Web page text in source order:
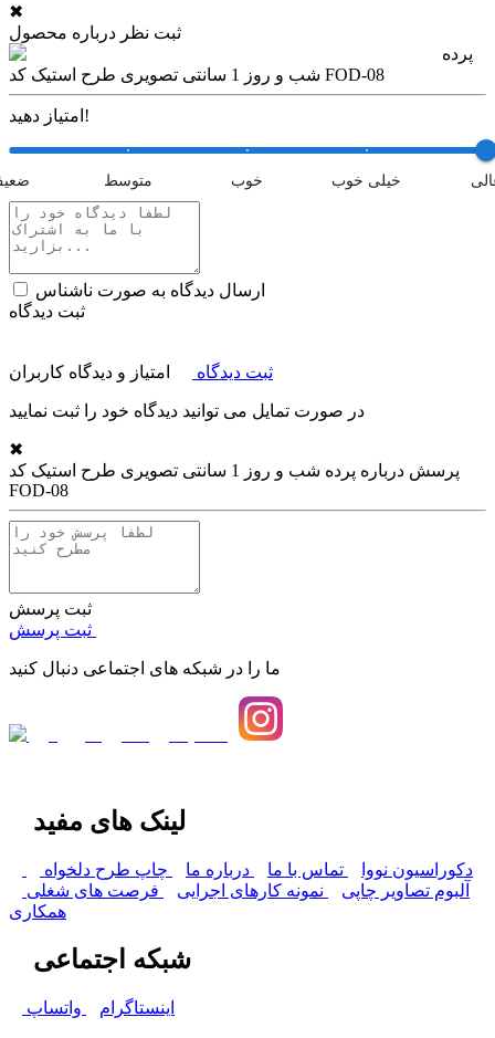
✖
ثبت نظر درباره محصول
پرده
شب و روز 1 سانتی تصویری طرح استیک کد FOD-08
امتیاز دهید!
متوسط خوب خیلی خوب
ارسال دیدگاه به صورت ناشناس
ثبت دیدگاه
ثبت دیدگاه امتیاز و دیدگاه کاربران
در صورت تمایل می توانید دیدگاه خود را ثبت نمایید
✖
پرسش درباره
پرده شب و روز 1 سانتی تصویری طرح استیک کد
FOD-08
ثبت پرسش
ما را در شبکه های اجتماعی دنبال کنید
لینک های مفید
دکوراسیون نووا تماس با ما درباره ما
چاپ طرح دلخواه
آلبوم تصاویر چاپی
نمونه کارهای اجرایی
فرصت های شغلی
همکاری
شبکه اجتماعی
اینستاگرام واتساپ